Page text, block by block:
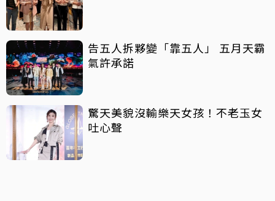
告五人拆夥變「靠五人」 五月天霸
氣許承諾
驚天美貌沒輸樂天女孩！不老玉女
吐心聲